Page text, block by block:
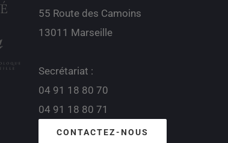
55 Route des Camoins
13011 Marseille
Secrétariat :
04 91 18 80 70
04 91 18 80 71
CONTACTEZ-NOUS